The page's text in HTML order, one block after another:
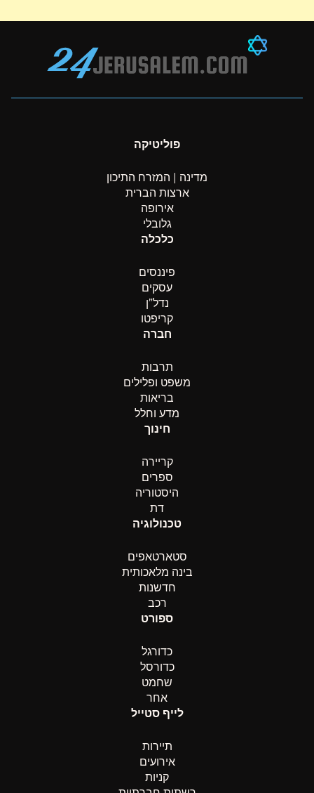
פוליטיקה
מדינה | המזרח התיכון
ארצות הברית
אירופה
גלובלי
כלכלה
פיננסים
עסקים
נדל”ן
קריפטו
חברה
תרבות
משפט ופלילים
בריאות
מדע וחלל
חינוך
קריירה
ספרים
היסטוריה
דת
טכנולוגיה
סטארטאפים
בינה מלאכותית
חדשנות
רכב
ספורט
כדורגל
כדורסל
שחמט
אחר
לייף סטייל
תיירות
אירועים
קניות